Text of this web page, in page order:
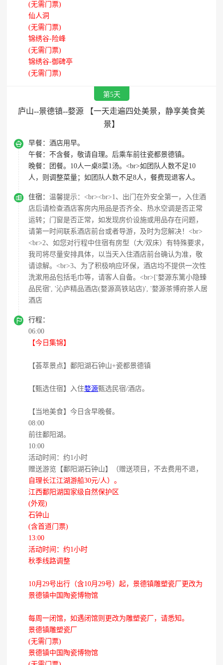
(无需门票)
仙人洞
(无需门票)
锦绣谷-险峰
(无需门票)
锦绣谷-御碑亭
(无需门票)
第5天
庐山--景德镇--婺源 【一天走遍四处美景，静享美食美
景】
 早餐： 酒店用早。
午餐： 不含餐，敬请自理。后乘车前往瓷都景德镇。
晚餐：
团餐。10人一桌8菜1汤。<br>如团队人数不足10
人，则调整菜量；如团队人数不足8人，餐费现退客人。
 住宿： 温馨提示：<br><br>1、出门在外安全第一，入住酒
店后请检查酒店客房内用品是否齐全、热水空调是否正常
运转；门窗是否正常，如发现房价设施或用品存在问题，
请第一时间联系酒店前台或者导游，及时为您解决！<br>
<br>2、如您对行程中住宿有房型（大/双床）有特殊要求，
我司将尽量安排具体，以当天入住酒店前台确认为准，敬
请谅解。<br>3、为了积极响应环保，酒店均不提供一次性
洗漱用品包括毛巾等，请客人自备。<br>['婺源东篱小隐臻
品民宿', '沁庐精品酒店(婺源高铁站店)', '婺源茶博府茶人居
酒店

行程：
06:00
【今日集锦】
【荟萃景点】鄱阳湖石钟山+瓷都景德镇
【甄选住宿】入住婺源甄选民宿/酒店。
【当地美食】今日含早晚餐。
08:00
前往鄱阳湖。
10:00
活动时间：约1小时
赠送游览【鄱阳湖石钟山】（赠送项目，不去费用不退，
自理长江江湖游船30元/人）。
江西鄱阳湖国家级自然保护区
(外观)
石钟山
(含首道门票)
13:00
活动时间：约1小时
秋季线路调整
10月29号出行（含10月29号）起，景德镇雕塑瓷厂更改为
景德镇中国陶瓷博物馆
每周一闭馆，如遇闭馆则更改为雕塑瓷厂，请悉知。
景德镇雕塑瓷厂
(无需门票)
景德镇中国陶瓷博物馆